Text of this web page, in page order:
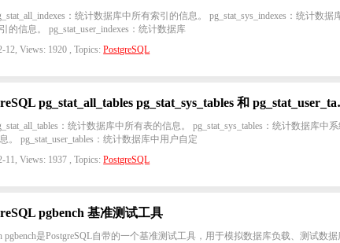
：统计数据库中所有索引的信息。 pg_stat_sys_indexes：统计数据
的信息。 pg_stat_user_indexes：统计数据库
12, Views: 1920 , Topics:PostgreSQL
PostgreSQL
：统计数据库中所有表的信息。 pg_stat_sys_tables：统计数据库中
。 pg_stat_user_tables：统计数据库中用户自定
11, Views: 1937 , Topics:PostgreSQL
pgbench 基准测试工具
pgbench是PostgreSQL自带的一个基准测试工具，用于模拟数据库负载、测试数据